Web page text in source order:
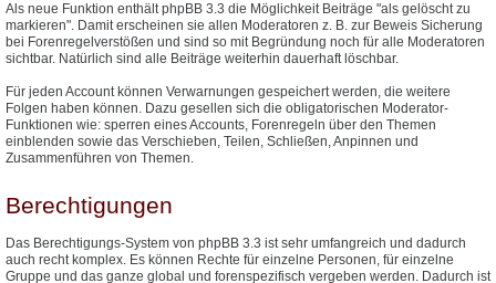
Als neue Funktion enthält phpBB 3.3 die Möglichkeit Beiträge "als gelöscht zu
markieren". Damit erscheinen sie allen Moderatoren z. B. zur Beweis Sicherung
bei Forenregelverstößen und sind so mit Begründung noch für alle Moderatoren
sichtbar. Natürlich sind alle Beiträge weiterhin dauerhaft löschbar.
Für jeden Account können Verwarnungen gespeichert werden, die weitere
Folgen haben können. Dazu gesellen sich die obligatorischen Moderator-
Funktionen wie: sperren eines Accounts, Forenregeln über den Themen
einblenden sowie das Verschieben, Teilen, Schließen, Anpinnen und
Zusammenführen von Themen.
Berechtigungen
Das Berechtigungs-System von phpBB 3.3 ist sehr umfangreich und dadurch
auch recht komplex. Es können Rechte für einzelne Personen, für einzelne
Gruppe und das ganze global und forenspezifisch vergeben werden. Dadurch ist